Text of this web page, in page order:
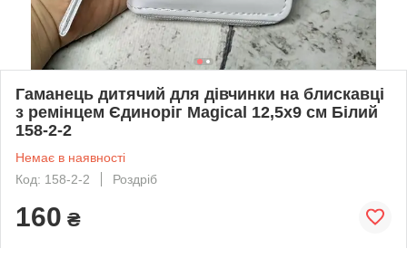
Гаманець дитячий для дівчинки на блискавці
з ремінцем Єдиноріг Magical 12,5х9 см Білий
158-2-2
Немає в наявності
Код: 158-2-2
Роздріб
160 ₴